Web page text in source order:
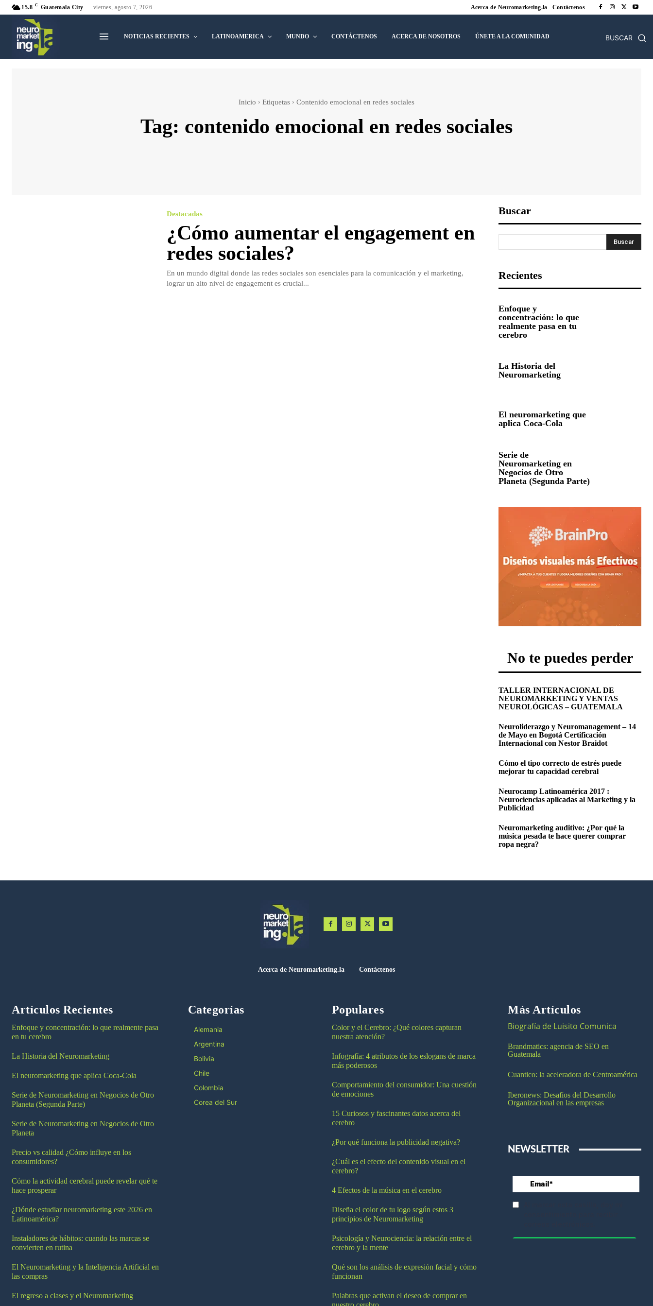
15.8 C Guatemala City viernes, agosto 7, 2026 Acerca de Neuromarketing.la Contáctenos
NOTICIAS RECIENTES LATINOAMERICA MUNDO CONTÁCTENOS ACERCA DE NOSOTROS ÚNETE A LA COMUNIDAD BUSCAR
Inicio Etiquetas Contenido emocional en redes sociales
Tag: contenido emocional en redes sociales
Destacadas
¿Cómo aumentar el engagement en
redes sociales?
En un mundo digital donde las redes sociales son esenciales para la comunicación y el marketing,
lograr un alto nivel de engagement es crucial...
Buscar
Buscar
Recientes
Enfoque y
concentración: lo que
realmente pasa en tu
cerebro
La Historia del
Neuromarketing
El neuromarketing que
aplica Coca-Cola
Serie de
Neuromarketing en
Negocios de Otro
Planeta (Segunda Parte)
No te puedes perder
TALLER INTERNACIONAL DE
NEUROMARKETING Y VENTAS
NEUROLÓGICAS – GUATEMALA
Neuroliderazgo y Neuromanagement – 14
de Mayo en Bogotá Certificación
Internacional con Nestor Braidot
Cómo el tipo correcto de estrés puede
mejorar tu capacidad cerebral
Neurocamp Latinoamérica 2017 :
Neurociencias aplicadas al Marketing y la
Publicidad
Neuromarketing auditivo: ¿Por qué la
música pesada te hace querer comprar
ropa negra?
Acerca de Neuromarketing.la Contáctenos
Artículos Recientes
Enfoque y concentración: lo que realmente pasa
en tu cerebro
La Historia del Neuromarketing
El neuromarketing que aplica Coca-Cola
Serie de Neuromarketing en Negocios de Otro
Planeta (Segunda Parte)
Serie de Neuromarketing en Negocios de Otro
Planeta
Precio vs calidad ¿Cómo influye en los
consumidores?
Cómo la actividad cerebral puede revelar qué te
hace prosperar
¿Dónde estudiar neuromarketing este 2026 en
Latinoamérica?
Instaladores de hábitos: cuando las marcas se
convierten en rutina
El Neuromarketing y la Inteligencia Artificial en
las compras
El regreso a clases y el Neuromarketing
Categorías
Alemania
Argentina
Bolivia
Chile
Colombia
Corea del Sur
Populares
Color y el Cerebro: ¿Qué colores capturan
nuestra atención?
Infografía: 4 atributos de los eslogans de marca
más poderosos
Comportamiento del consumidor: Una cuestión
de emociones
15 Curiosos y fascinantes datos acerca del
cerebro
¿Por qué funciona la publicidad negativa?
¿Cuál es el efecto del contenido visual en el
cerebro?
4 Efectos de la música en el cerebro
Diseña el color de tu logo según estos 3
principios de Neuromarketing
Psicología y Neurociencia: la relación entre el
cerebro y la mente
Qué son los análisis de expresión facial y cómo
funcionan
Palabras que activan el deseo de comprar en
Más Artículos
Biografía de Luisito Comunica
Brandmatics: agencia de SEO en
Guatemala
Cuantico: la aceleradora de Centroamérica
Iberonews: Desafíos del Desarrollo
Organizacional en las empresas
NEWSLETTER